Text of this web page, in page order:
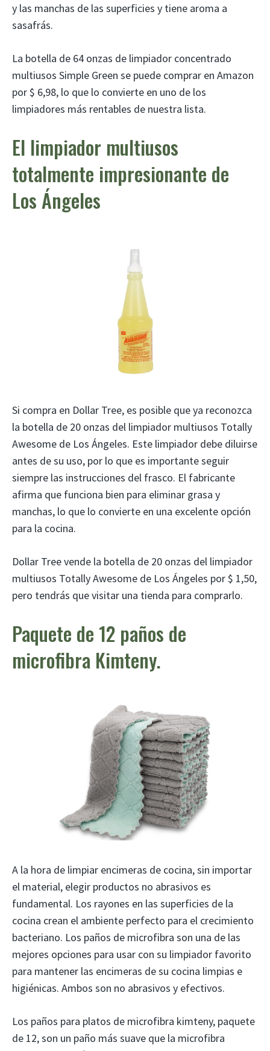
y las manchas de las superficies y tiene aroma a
sasafrás.
La botella de 64 onzas de limpiador concentrado
multiusos Simple Green se puede comprar en Amazon
por $ 6,98, lo que lo convierte en uno de los
limpiadores más rentables de nuestra lista.
El limpiador multiusos
totalmente impresionante de
Los Ángeles
Si compra en Dollar Tree, es posible que ya reconozca
la botella de 20 onzas del limpiador multiusos Totally
Awesome de Los Ángeles. Este limpiador debe diluirse
antes de su uso, por lo que es importante seguir
siempre las instrucciones del frasco. El fabricante
afirma que funciona bien para eliminar grasa y
manchas, lo que lo convierte en una excelente opción
para la cocina.
Dollar Tree vende la botella de 20 onzas del limpiador
multiusos Totally Awesome de Los Ángeles por $ 1,50,
pero tendrás que visitar una tienda para comprarlo.
Paquete de 12 paños de
microfibra Kimteny.
A la hora de limpiar encimeras de cocina, sin importar
el material, elegir productos no abrasivos es
fundamental. Los rayones en las superficies de la
cocina crean el ambiente perfecto para el crecimiento
bacteriano. Los paños de microfibra son una de las
mejores opciones para usar con su limpiador favorito
para mantener las encimeras de su cocina limpias e
higiénicas. Ambos son no abrasivos y efectivos.
Los paños para platos de microfibra kimteny, paquete
de 12, son un paño más suave que la microfibra